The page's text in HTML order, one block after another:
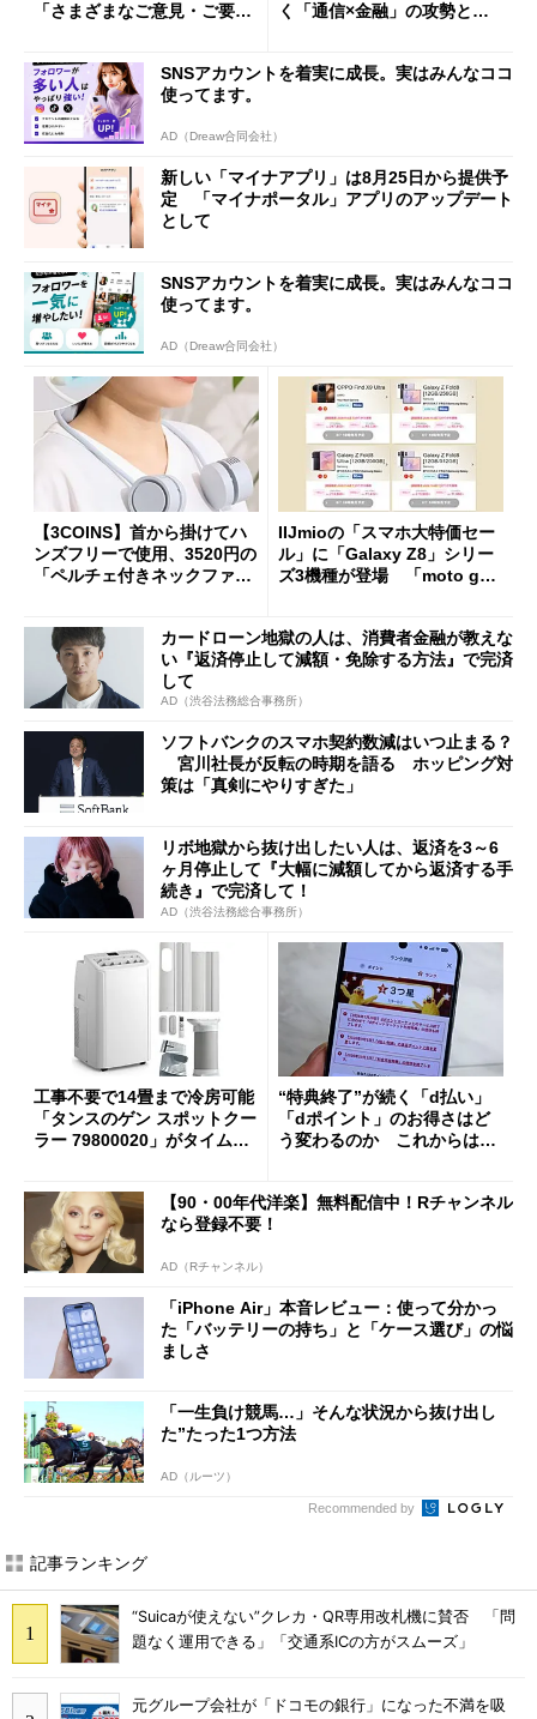
「さまざまなご意見・ご要望
く「通信×金融」の攻勢とグ
SNSアカウントを着実に成長。実はみんなココ
使ってます。
AD（Dreaw合同会社）
新しい「マイナアプリ」は8月25日から提供予
定 「マイナポータル」アプリのアップデート
として
SNSアカウントを着実に成長。実はみんなココ
使ってます。
AD（Dreaw合同会社）
【3COINS】首から掛けてハ
ンズフリーで使用、3520円の
「ペルチェ付きネックファ
IIJmioの「スマホ大特価セー
ル」に「Galaxy Z8」シリー
ズ3機種が登場 「moto g37
カードローン地獄の人は、消費者金融が教えな
い『返済停止して減額・免除する方法』で完済
して
AD（渋谷法務総合事務所）
ソフトバンクのスマホ契約数減はいつ止まる？
宮川社長が反転の時期を語る ホッピング対
策は「真剣にやりすぎた」
リボ地獄から抜け出したい人は、返済を3～6
ヶ月停止して『大幅に減額してから返済する手
続き』で完済して！
AD（渋谷法務総合事務所）
工事不要で14畳まで冷房可能
「タンスのゲン スポットクー
ラー 79800020」がタイムセ
“特典終了”が続く「d払い」
「dポイント」のお得さはど
う変わるのか これからは
【90・00年代洋楽】無料配信中！Rチャンネル
なら登録不要！
AD（Rチャンネル）
「iPhone Air」本音レビュー：使って分かっ
た「バッテリーの持ち」と「ケース選び」の悩
ましさ
「一生負け競馬…」そんな状況から抜け出し
た”たった1つ方法
AD（ルーツ）
Recommended by
記事ランキング
“Suicaが使えない”クレカ・QR専用改札機に賛否 「問
題なく運用できる」「交通系ICの方がスムーズ」
元グループ会社が「ドコモの銀行」になった不満を吸